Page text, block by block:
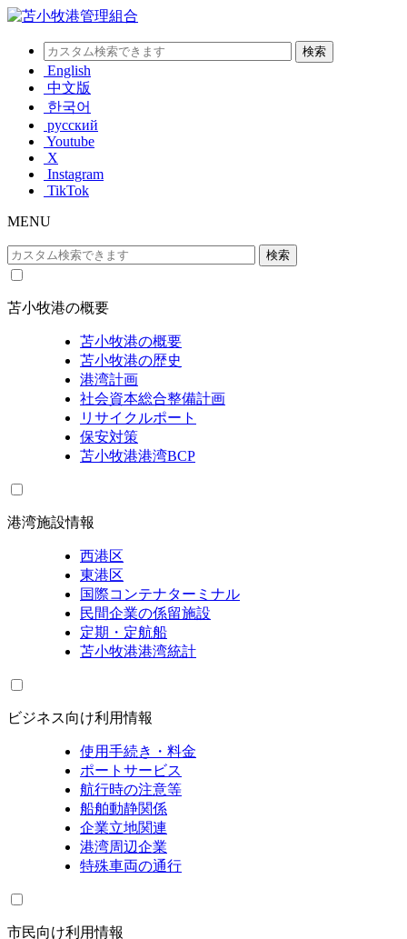
English
中文版
한국어
русский
Youtube
X
Instagram
TikTok
MENU
苫小牧港の概要
苫小牧港の概要
苫小牧港の歴史
港湾計画
社会資本総合整備計画
リサイクルポート
保安対策
苫小牧港港湾BCP
港湾施設情報
西港区
東港区
国際コンテナターミナル
民間企業の係留施設
定期・定航船
苫小牧港港湾統計
ビジネス向け利用情報
使用手続き・料金
ポートサービス
航行時の注意等
船舶動静関係
企業立地関連
港湾周辺企業
特殊車両の通行
市民向け利用情報